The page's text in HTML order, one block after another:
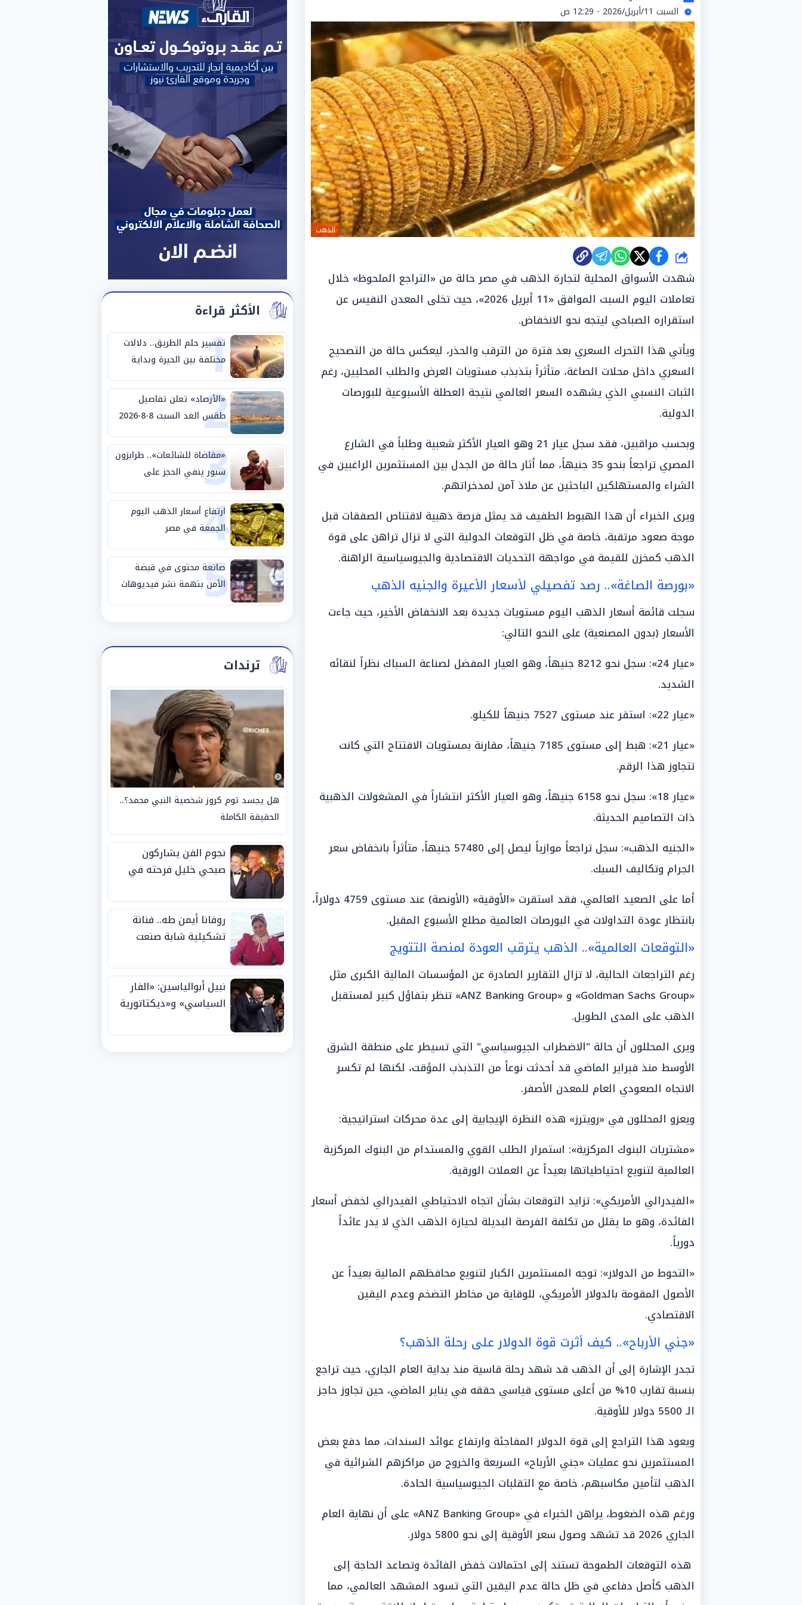
السبت 11/أبريل/2026 - 12:29 ص
الذهب
شارك
شهدت الأسواق المحلية لتجارة الذهب في مصر حالة من «التراجع الملحوظ» خلال
تعاملات اليوم السبت الموافق «11 أبريل 2026»، حيث تخلى المعدن النفيس عن
استقراره الصباحي ليتجه نحو الانخفاض.
ويأتي هذا التحرك السعري بعد فترة من الترقب والحذر، ليعكس حالة من التصحيح
السعري داخل محلات الصاغة، متأثراً بتذبذب مستويات العرض والطلب المحليين، رغم
الثبات النسبي الذي يشهده السعر العالمي نتيجة العطلة الأسبوعية للبورصات
الدولية.
وبحسب مراقبين، فقد سجل عيار 21 وهو العيار الأكثر شعبية وطلباً في الشارع
المصري تراجعاً بنحو 35 جنيهاً، مما أثار حالة من الجدل بين المستثمرين الراغبين في
الشراء والمستهلكين الباحثين عن ملاذ آمن لمدخراتهم.
ويرى الخبراء أن هذا الهبوط الطفيف قد يمثل فرصة ذهبية لاقتناص الصفقات قبل
موجة صعود مرتقبة، خاصة في ظل التوقعات الدولية التي لا تزال تراهن على قوة
الذهب كمخزن للقيمة في مواجهة التحديات الاقتصادية والجيوسياسية الراهنة.
«بورصة الصاغة».. رصد تفصيلي لأسعار الأعيرة والجنيه الذهب
سجلت قائمة أسعار الذهب اليوم مستويات جديدة بعد الانخفاض الأخير، حيث جاءت
الأسعار (بدون المصنعية) على النحو التالي:
«عيار 24»: سجل نحو 8212 جنيهاً، وهو العيار المفضل لصناعة السباك نظراً لنقائه
الشديد.
«عيار 22»: استقر عند مستوى 7527 جنيهاً للكيلو.
«عيار 21»: هبط إلى مستوى 7185 جنيهاً، مقارنة بمستويات الافتتاح التي كانت
تتجاوز هذا الرقم.
«عيار 18»: سجل نحو 6158 جنيهاً، وهو العيار الأكثر انتشاراً في المشغولات الذهبية
ذات التصاميم الحديثة.
«الجنيه الذهب»: سجل تراجعاً موازياً ليصل إلى 57480 جنيهاً، متأثراً بانخفاض سعر
الجرام وتكاليف السبك.
أما على الصعيد العالمي، فقد استقرت «الأوقية» (الأونصة) عند مستوى 4759 دولاراً،
بانتظار عودة التداولات في البورصات العالمية مطلع الأسبوع المقبل.
«التوقعات العالمية».. الذهب يترقب العودة لمنصة التتويج
رغم التراجعات الحالية، لا تزال التقارير الصادرة عن المؤسسات المالية الكبرى مثل
«Goldman Sachs Group» و «ANZ Banking Group» تنظر بتفاؤل كبير لمستقبل
الذهب على المدى الطويل.
ويرى المحللون أن حالة "الاضطراب الجيوسياسي" التي تسيطر على منطقة الشرق
الأوسط منذ فبراير الماضي قد أحدثت نوعاً من التذبذب المؤقت، لكنها لم تكسر
الاتجاه الصعودي العام للمعدن الأصفر.
ويعزو المحللون في «رويترز» هذه النظرة الإيجابية إلى عدة محركات استراتيجية:
«مشتريات البنوك المركزية»: استمرار الطلب القوي والمستدام من البنوك المركزية
العالمية لتنويع احتياطياتها بعيداً عن العملات الورقية.
«الفيدرالي الأمريكي»: تزايد التوقعات بشأن اتجاه الاحتياطي الفيدرالي لخفض أسعار
الفائدة، وهو ما يقلل من تكلفة الفرصة البديلة لحيازة الذهب الذي لا يدر عائداً
دورياً.
«التحوط من الدولار»: توجه المستثمرين الكبار لتنويع محافظهم المالية بعيداً عن
الأصول المقومة بالدولار الأمريكي، للوقاية من مخاطر التضخم وعدم اليقين
الاقتصادي.
«جني الأرباح».. كيف أثرت قوة الدولار على رحلة الذهب؟
تجدر الإشارة إلى أن الذهب قد شهد رحلة قاسية منذ بداية العام الجاري، حيث تراجع
بنسبة تقارب 10% من أعلى مستوى قياسي حققه في يناير الماضي، حين تجاوز حاجز
الـ 5500 دولار للأوقية.
ويعود هذا التراجع إلى قوة الدولار المفاجئة وارتفاع عوائد السندات، مما دفع بعض
المستثمرين نحو عمليات «جني الأرباح» السريعة والخروج من مراكزهم الشرائية في
الذهب لتأمين مكاسبهم، خاصة مع التقلبات الجيوسياسية الحادة.
ورغم هذه الضغوط، يراهن الخبراء في «ANZ Banking Group» على أن نهاية العام
الجاري 2026 قد تشهد وصول سعر الأوقية إلى نحو 5800 دولار.
هذه التوقعات الطموحة تستند إلى احتمالات خفض الفائدة وتصاعد الحاجة إلى
الذهب كأصل دفاعي في ظل حالة عدم اليقين التي تسود المشهد العالمي، مما
الأكثر قراءة
1
تفسير حلم الطريق.. دلالات
مختلفة بين الحيرة وبداية
مرحلة جديدة
2
«الأرصاد» تعلن تفاصيل
طقس الغد السبت 8-8-2026
والظواهر الجوية
3
«مقاضاة للشائعات».. طرابزون
سبور ينفي الحجز على
مستحقات محمد صلاح
4
ارتفاع أسعار الذهب اليوم
الجمعة في مصر
5
صانعة محتوى في قبضة
الأمن بتهمة نشر فيديوهات
خادشة للحياء
ترندات
هل يجسد توم كروز شخصية النبي محمد؟..
الحقيقة الكاملة
نجوم الفن يشاركون
صبحي خليل فرحته في
روفانا أيمن طه.. فنانة
تشكيلية شابة صنعت
الجوائز منذ الصغر
نبيل أبوالياسين: «الفار
السياسي» و«ديكتاتورية
الفيفا».. وإقالة